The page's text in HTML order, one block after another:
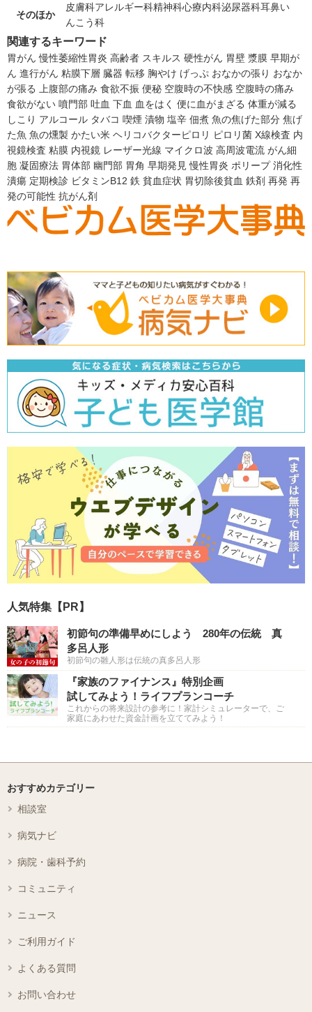
そのほか
皮膚科アレルギー科精神科心療内科泌尿器科耳鼻い
んこう科
関連するキーワード
胃がん 慢性萎縮性胃炎 高齢者 スキルス 硬性がん 胃壁 漿膜 早期が
ん 進行がん 粘膜下層 臓器 転移 胸やけ げっぷ おなかの張り おなか
が張る
上腹部の痛み 食欲不振 便秘 空腹時の不快感 空腹時の痛み
食欲がない 噴門部 吐血 下血 血をはく 便に血がまざる 体重が減る
しこり アルコール タバコ 喫煙 漬物 塩辛 佃煮 魚の焦げた部分 焦げ
た魚 魚の燻製 かたい米 ヘリコバクターピロリ ピロリ菌 X線検査 内
視鏡検査 粘膜 内視鏡 レーザー光線 マイクロ波 高周波電流 がん細
胞 凝固療法 胃体部 幽門部 胃角 早期発見 慢性胃炎 ポリープ 消化性
潰瘍 定期検診 ビタミンB12 鉄 貧血症状 胃切除後貧血 鉄剤 再発 再
発の可能性 抗がん剤
人気特集【PR】
初節句の準備早めにしよう 280年の伝統 真
多呂人形
初節句の雛人形は伝統の真多呂人形
『家族のファイナンス』特別企画
試してみよう！ライフプランコーチ
これからの将来設計の参考に！家計シミュレーターで、ご
家庭にあわせた資金計画を立ててみよう！
おすすめカテゴリー
相談室
病気ナビ
病院・歯科予約
コミュニティ
ニュース
ご利用ガイド
よくある質問
お問い合わせ